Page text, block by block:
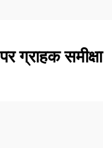
ग्राहक समीक्षा